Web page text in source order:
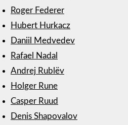
Roger Federer
Hubert Hurkacz
Daniil Medvedev
Rafael Nadal
Andrej Rublëv
Holger Rune
Casper Ruud
Denis Shapovalov